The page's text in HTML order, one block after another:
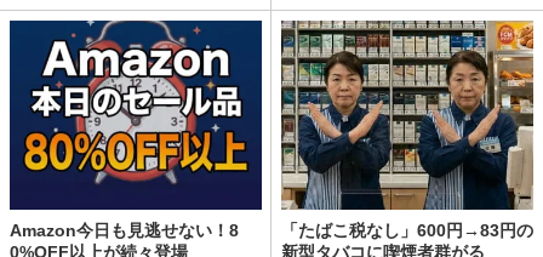
Amazon今日も見逃せない！8
0%OFF以上が続々登場
「たばこ税なし」600円→83円の
新型タバコに喫煙者群がる